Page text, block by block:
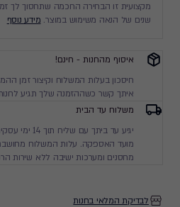
מקצועית זו הבחירה החכמה שתחסוך לך
שנים של הנאה משימוש במוצר. מידע נוסף
איסוף מהחנות - חינם!
חיסכון בעלות המשלוח וקיצור זמן
איתך קשר כשההזמנה שלך תגיע
משלוח עד הבית
יגיע עד ביתך
מועד האספקה. עלות המשלוח
מחסנים ומערכות ישיבה ללא שירות
לבדיקת המלאי בחנות